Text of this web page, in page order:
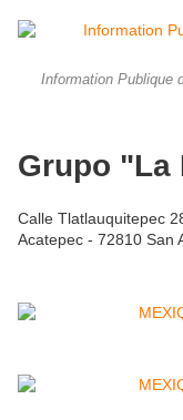
Information Publique
Grupo "La
Calle Tlatlauquitepec
Acatepec - 72810 San